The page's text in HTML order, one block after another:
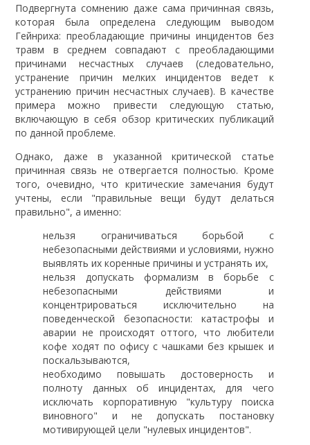
Подвергнута сомнению даже сама причинная связь,
которая была определена следующим выводом
Гейнриха: преобладающие причины инцидентов без
травм в среднем совпадают с преобладающими
причинами несчастных случаев (следовательно,
устранение причин мелких инцидентов ведет к
устранению причин несчастных случаев). В качестве
примера можно привести следующую статью,
включающую в себя обзор критических публикаций
по данной проблеме.
Однако, даже в указанной критической статье
причинная связь не отвергается полностью. Кроме
того, очевидно, что критические замечания будут
учтены, если "правильные вещи будут делаться
правильно", а именно:
нельзя ограничиваться борьбой с
небезопасными действиями и условиями, нужно
выявлять их коренные причины и устранять их,
нельзя допускать формализм в борьбе с
небезопасными действиями и
концентрироваться исключительно на
поведенческой безопасности: катастрофы и
аварии не происходят оттого, что любители
кофе ходят по офису с чашками без крышек и
поскальзываются,
необходимо повышать достоверность и
полноту данных об инцидентах, для чего
исключать корпоративную "культуру поиска
виновного" и не допускать постановку
мотивирующей цели "нулевых инцидентов".